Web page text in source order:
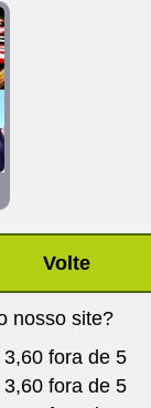
Volte
nosso site?